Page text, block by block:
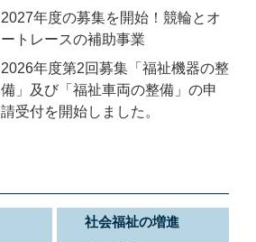
2027年度の募集を開始！競輪とオ
ートレースの補助事業
2026年度第2回募集「福祉機器の整
備」及び「福祉車両の整備」の申
請受付を開始しました。
社会福祉の増進